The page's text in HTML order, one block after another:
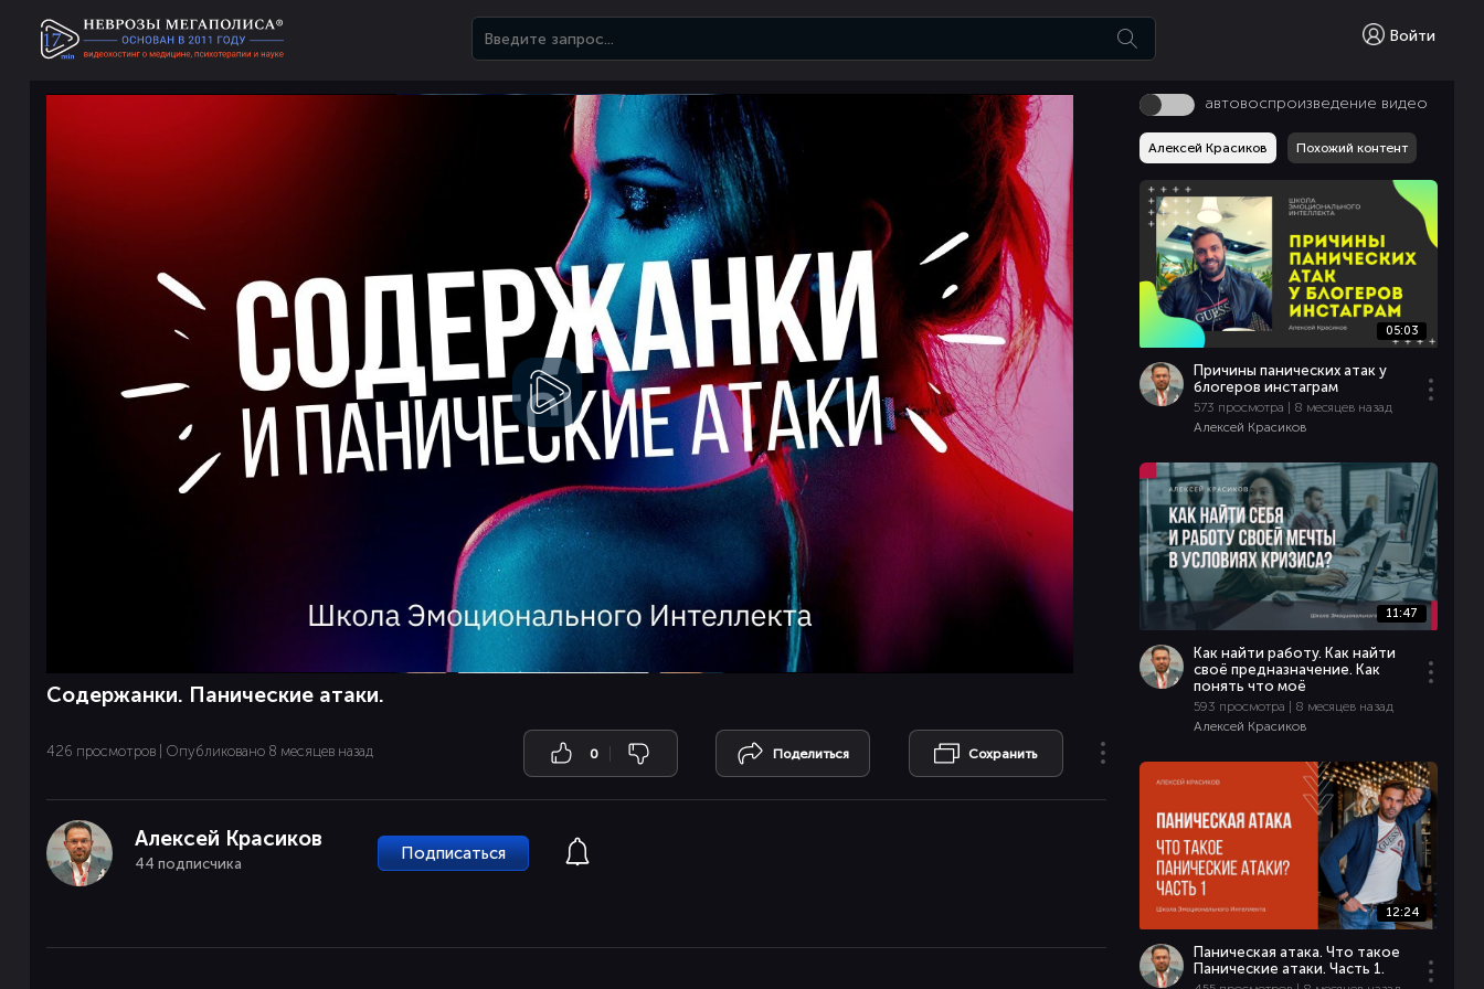
Войти
Смотреть
видео
Содержанки. Панические атаки.
426 просмотров | Опубликовано 8 месяцев назад 0 Поделиться Сохранить
Алексей Красиков
44 подписчика
Подписаться
автовоспроизведение видео
Алексей Красиков Похожий контент
05:03
Причины панических атак у
блогеров инстаграм
573 просмотра | 8 месяцев назад
Алексей Красиков
11:47
Как найти работу. Как найти
своё предназначение. Как
понять что моё
593 просмотра | 8 месяцев назад
Алексей Красиков
12:24
Паническая атака. Что такое
Панические атаки. Часть 1.